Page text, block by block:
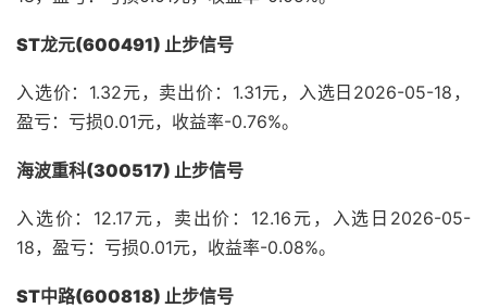
ST龙元(600491) 止步信号
入选价：1.32元，卖出价：1.31元，入选日2026-05-18，
盈亏：亏损0.01元，收益率-0.76%。
海波重科(300517) 止步信号
入选价：12.17元，卖出价：12.16元，入选日2026-05-
18，盈亏：亏损0.01元，收益率-0.08%。
ST中路(600818) 止步信号